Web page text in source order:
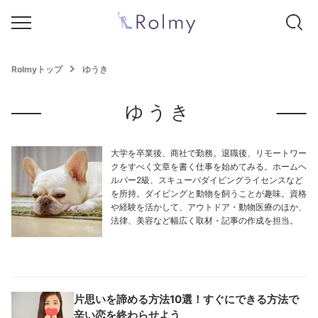
Rolmyトップ ゆうき
ゆうき
大学を卒業後、商社で勤務。退職後、リモートワー
クをすべく文章を書く仕事を始めてみる。ホームヘ
ルパー2級、スキューバダイビングライセンスなど
を所持。ダイビングと動物を飼うことが趣味。資格
や経験を活かして、アウトドア・動物医療のほか、
法律、美容など幅広く取材・記事の作成を担当。
片思いを諦める方法10選！すぐにできる方法で
辛い恋を終わらせよう